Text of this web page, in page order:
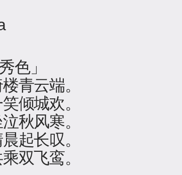
色」
青云端。
倾城欢。
秋风寒。
起长叹。
双飞鸾。